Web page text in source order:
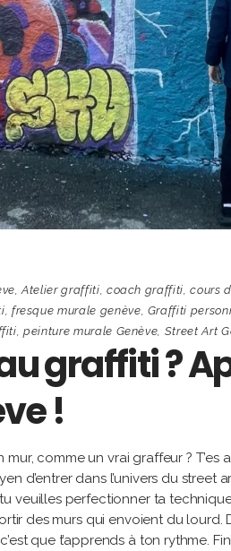
,Atelier graffiti coach graffiti ,cours
fresque murale genève Graffiti
,peinture murale Genève Street Art
graffiti ?
!
mur, comme un vrai graffeur ?
d’entrer dans l’univers du
veuilles perfectionner ta
des murs qui envoient du
que t’apprends à ton rythme.